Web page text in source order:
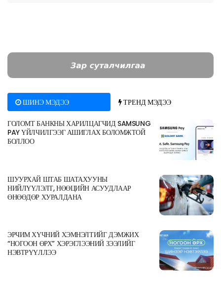
ШИНЭ МЭДЭЭ ТРЕНД МЭДЭЭ
ГОЛОМТ БАНКНЫ ХАРИЛЦАГЧИД SAMSUNG
PAY ҮЙЛЧИЛГЭЭГ АШИГЛАХ БОЛОМЖТОЙ
БОЛЛОО
ШУУРХАЙ ШТАБ ШАТАХУУНЫ
НИЙЛҮҮЛЭЛТ, НӨӨЦИЙН АСУУДЛААР
ӨНӨӨДӨР ХУРАЛДАНА
ЭРЧИМ ХҮЧНИЙ ХЭМНЭЛТИЙГ ДЭМЖИХ
“НОГООН ӨРХ” ХЭРЭГЛЭЭНИЙ ЗЭЭЛИЙГ
НЭВТРҮҮЛЛЭЭ